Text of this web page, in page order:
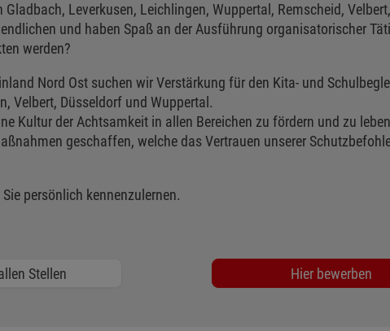
Gladbach, Leverkusen, Leichlingen, Wuppertal, Remscheid,
und haben Spaß an der Ausführung organisatorischer
werden?
Nord Ost suchen wir Verstärkung für den Kita- und
Velbert, Düsseldorf und Wuppertal.
Kultur der Achtsamkeit in allen Bereichen zu fördern und zu
geschaffen, welche das Vertrauen unserer
persönlich kennenzulernen.
Stellen Hier bewerben